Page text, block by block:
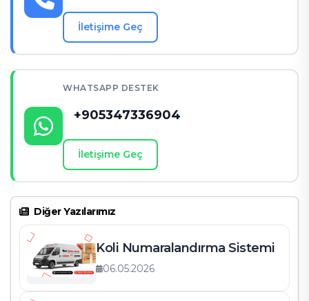
Sıkça Sorulan Sorular (SSS)
1. Esenyurt’ta taşınma süreci ne kadar sürer?
2. Sigortalı taşıma hizmeti sağlıyor musunuz?
3. Asansörlü taşıma Esenyurt için uygun mu?
4. Taşıma hizmetlerinin fiyatı nasıl belirleniyor?
İletişim Bilgileri
İletişime Geç
WHATSAPP DESTEK
+905347336904
İletişime Geç
Diğer Yazılarımız
Koli Numaralandırma Sistemi
06.05.2026